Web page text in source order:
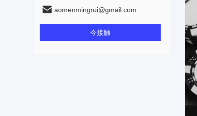
aomenmingrui@gmail.com
今接触